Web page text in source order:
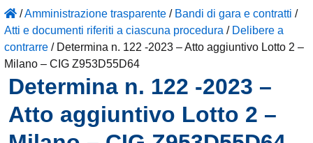
/Amministrazione trasparente / Bandi di gara e contratti /
Atti e documenti riferiti a ciascuna procedura / Delibere a
contrarre / Determina n. 122 -2023 – Atto aggiuntivo Lotto 2 –
Milano – CIG Z953D55D64
Determina n. 122 -2023 –
Atto aggiuntivo Lotto 2 –